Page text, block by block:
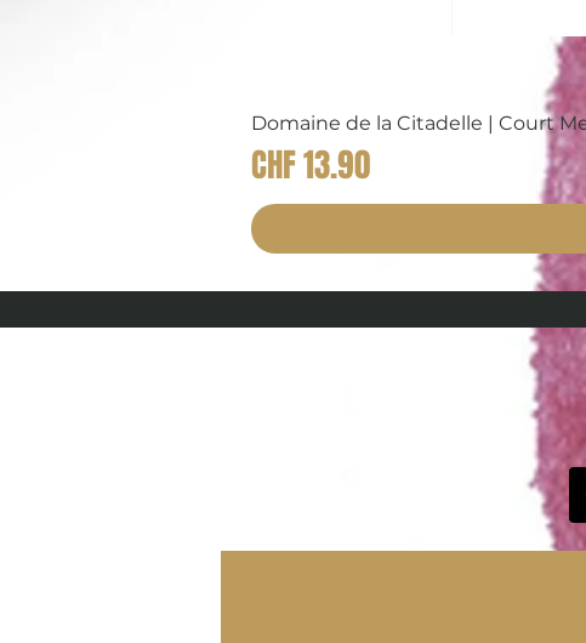
Domaine de la Citadelle | Court
Preis
CHF 13.90